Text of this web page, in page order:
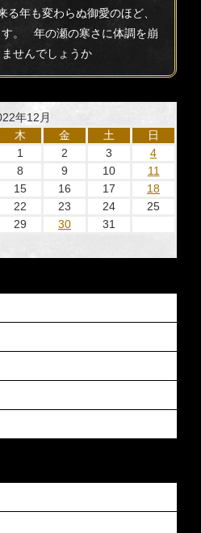
る年も変わらぬ御愛のほど、
。 年の瀬の寒さに体調を崩
せんでしょうか
年12月
木 金 土
日
1
2 3
4
8 9 10
11
15 16 17
18
22 23 24
25
29 30
31